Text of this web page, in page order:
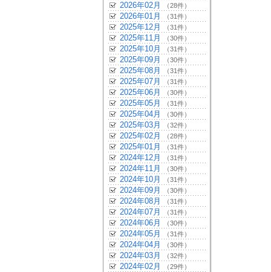
2026年02月 （28件）
2026年01月 （31件）
2025年12月 （31件）
2025年11月 （30件）
2025年10月 （31件）
2025年09月 （30件）
2025年08月 （31件）
2025年07月 （31件）
2025年06月 （30件）
2025年05月 （31件）
2025年04月 （30件）
2025年03月 （32件）
2025年02月 （28件）
2025年01月 （31件）
2024年12月 （31件）
2024年11月 （30件）
2024年10月 （31件）
2024年09月 （30件）
2024年08月 （31件）
2024年07月 （31件）
2024年06月 （30件）
2024年05月 （31件）
2024年04月 （30件）
2024年03月 （32件）
2024年02月 （29件）